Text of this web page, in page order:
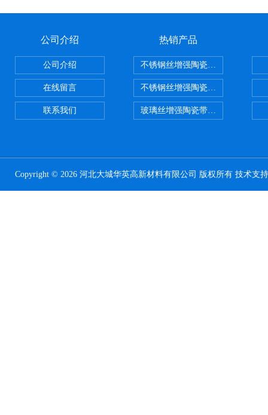
公司介绍
公司介绍
在线留言
联系我们
热销产品
不锈钢丝增强陶瓷纤维布，陶瓷布
不锈钢丝增强陶瓷纤维布应用范围
玻璃丝增强陶瓷带，硅酸铝纤维
Copyright © 2026 河北大城华英高新材料有限公司 版权所有 技术支